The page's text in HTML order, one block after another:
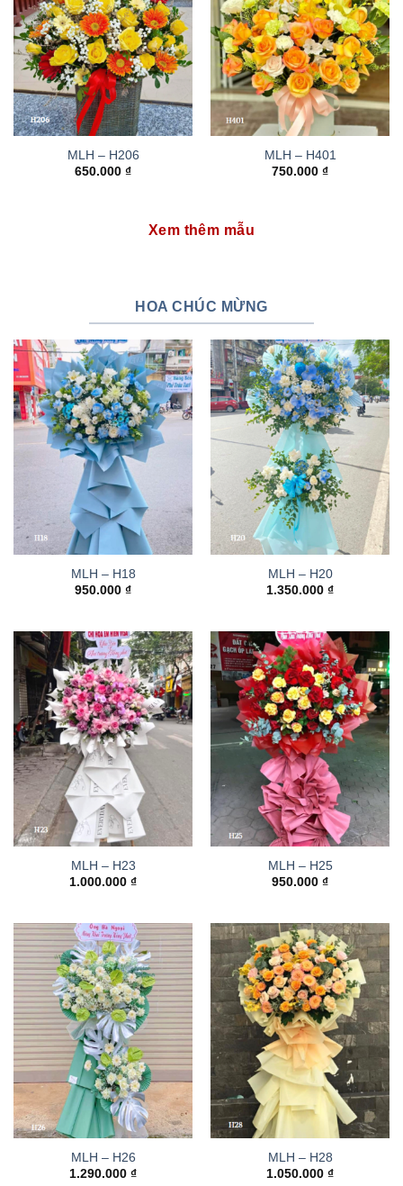
MLH – H206
650.000 ₫
MLH – H401
750.000 ₫
Xem thêm mẫu
HOA CHÚC MỪNG
MLH – H18
950.000 ₫
MLH – H20
1.350.000 ₫
MLH – H23
1.000.000 ₫
MLH – H25
950.000 ₫
MLH – H26
1.290.000 ₫
MLH – H28
1.050.000 ₫